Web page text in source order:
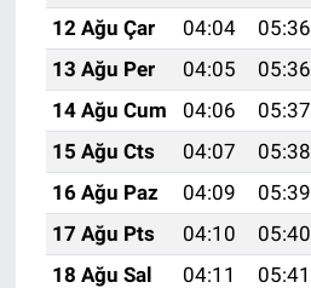
12 Ağu Çar
04:04 05:36
13 Ağu Per
04:05 05:36
14 Ağu Cum
04:06 05:37
15 Ağu Cts
04:07 05:38
16 Ağu Paz
04:09 05:39
17 Ağu Pts
04:10 05:40
18 Ağu Sal
04:11 05:41